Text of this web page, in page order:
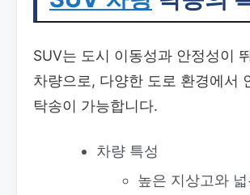
SUV는 도시 이동성과 안정성이
차량으로, 다양한 도로 환경에서
탁송이 가능합니다.
차량 특성
높은 지상고와